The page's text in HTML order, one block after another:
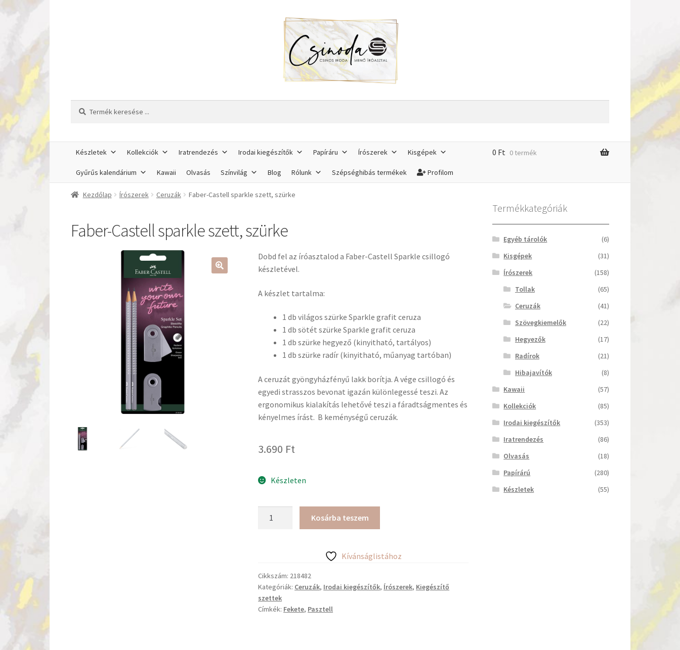
Készletek Kollekciók Iratrendezés Irodai kiegészítők Papíráru Írószerek Kisgépek
Gyűrűs kalendárium Kawaii Olvasás Színvilág Blog Rólunk Szépséghibás termékek Profilom
0 Ft 0 termék
Kezdőlap Írószerek Ceruzák Faber-Castell sparkle szett, szürke
Faber-Castell sparkle szett, szürke
Dobd fel az íróasztalod a Faber-Castell Sparkle csillogó
készletével.
A készlet tartalma:
1 db világos szürke Sparkle grafit ceruza
1 db sötét szürke Sparkle grafit ceruza
1 db szürke hegyező (kinyitható, tartályos)
1 db szürke radír (kinyitható, műanyag tartóban)
A ceruzát gyöngyházfényű lakk borítja. A vége csillogó és
egyedi strasszos bevonat igazán különlegessé teszi. Az
ergonomikus kialakítás lehetővé teszi a fáradtságmentes és
kényelmes írást. B keménységű ceruzák.
3.690 Ft
Készleten
mennyiség
Kosárba teszem
Kívánságlistához
Cikkszám: 218482
Kategóriák: Ceruzák, Irodai kiegészítők, Írószerek, Kiegészítő
szettek
Címkék: Fekete, Pasztell
Termékkategóriák
Egyéb tárolók
(6)
Kisgépek
(31)
Írószerek
(158)
Tollak
(65)
Ceruzák
(41)
Szövegkiemelők
(22)
Hegyezők
(17)
Radírok
(21)
Hibajavítók
(8)
Kawaii
(57)
Kollekciók
(85)
Irodai kiegészítők
(353)
Iratrendezés
(86)
Olvasás
(18)
Papírárú
(280)
Készletek
(55)